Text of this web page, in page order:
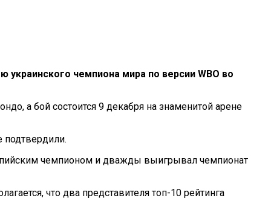
чемпиона мира по версии WBO во
а бой состоится 9 декабря на знаменитой арене
чемпионом и дважды выигрывал чемпионат
что два представителя топ-10 рейтинга